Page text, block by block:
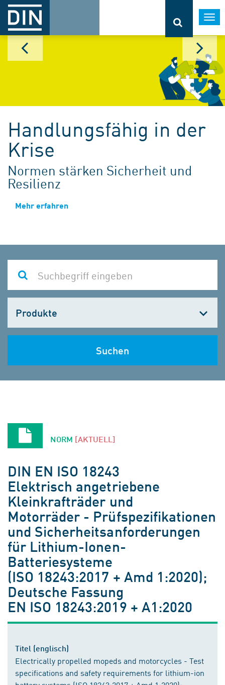
Handlungsfähig in der
Krise
Normen stärken Sicherheit und
Resilienz
Mehr erfahren
wählen
Suchen
NORM [AKTUELL]
DIN EN ISO 18243
Elektrisch angetriebene
Kleinkrafträder und
Motorräder - Prüfspezifikationen
und Sicherheitsanforderungen
für Lithium-Ionen-
Batteriesysteme
(ISO 18243:2017 + Amd 1:2020);
Deutsche Fassung
EN ISO 18243:2019 + A1:2020
Titel (englisch)
Electrically propelled mopeds and motorcycles - Test
specifications and safety requirements for lithium-ion